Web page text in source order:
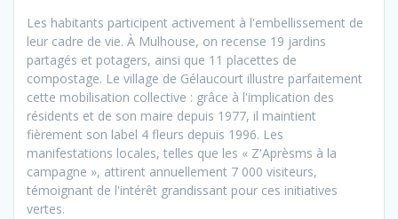
Les habitants participent activement à l'embellissement de
leur cadre de vie. À Mulhouse, on recense 19 jardins
partagés et potagers, ainsi que 11 placettes de
compostage. Le village de Gélaucourt illustre parfaitement
cette mobilisation collective : grâce à l'implication des
résidents et de son maire depuis 1977, il maintient
fièrement son label 4 fleurs depuis 1996. Les
manifestations locales, telles que les « Z'Aprèsms à la
campagne », attirent annuellement 7 000 visiteurs,
témoignant de l'intérêt grandissant pour ces initiatives
vertes.